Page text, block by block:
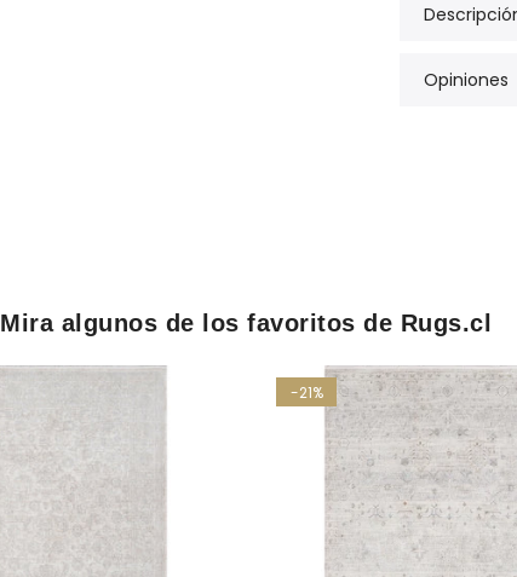
Opiniones
Mira algunos de los favoritos de Rugs.cl
-21%